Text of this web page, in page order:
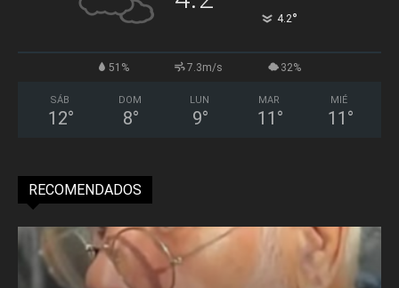
4.2°
51% 7.3m/s 32%
SÁB
12°
DOM
8°
LUN
9°
MAR
11 °
MIÉ
11 °
RECOMENDADOS